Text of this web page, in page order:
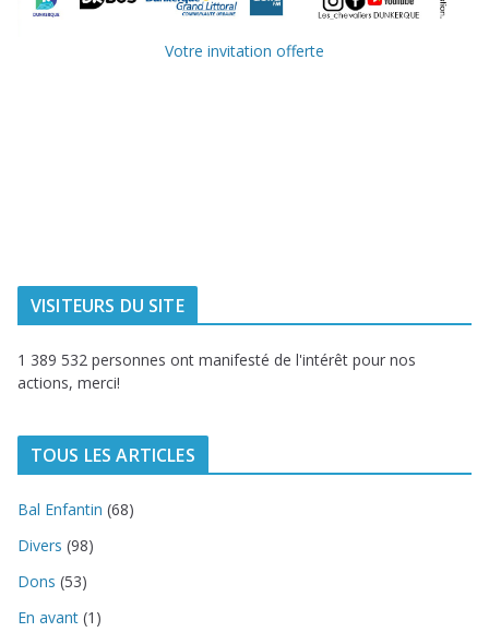
Votre invitation offerte
VISITEURS DU SITE
1 389 532 personnes ont manifesté de l'intérêt pour nos
actions, merci!
TOUS LES ARTICLES
Bal Enfantin (68)
Divers (98)
Dons (53)
En avant (1)